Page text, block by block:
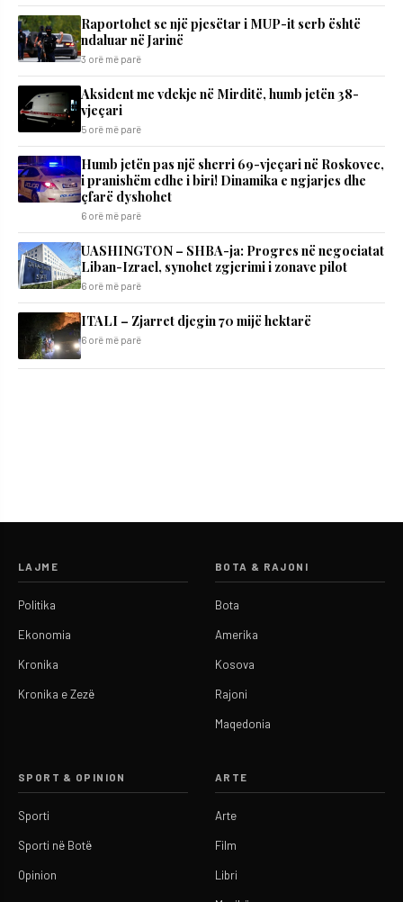
Raportohet se një pjesëtar i MUP-it serb është
ndaluar në Jarinë
3 orë më parë
Aksident me vdekje në Mirditë, humb jetën 38-
vjeçari
5 orë më parë
Humb jetën pas një sherri 69-vjeçari në Roskovec,
i pranishëm edhe i biri! Dinamika e ngjarjes dhe
çfarë dyshohet
6 orë më parë
UASHINGTON – SHBA-ja: Progres në negociatat
Liban-Izrael, synohet zgjerimi i zonave pilot
6 orë më parë
ITALI – Zjarret djegin 70 mijë hektarë
6 orë më parë
LAJME
Politika
Ekonomia
Kronika
Kronika e Zezë
BOTA & RAJONI
Bota
Amerika
Kosova
Rajoni
Maqedonia
SPORT & OPINION
Sporti
Sporti në Botë
Opinion
ARTE
Arte
Film
Libri